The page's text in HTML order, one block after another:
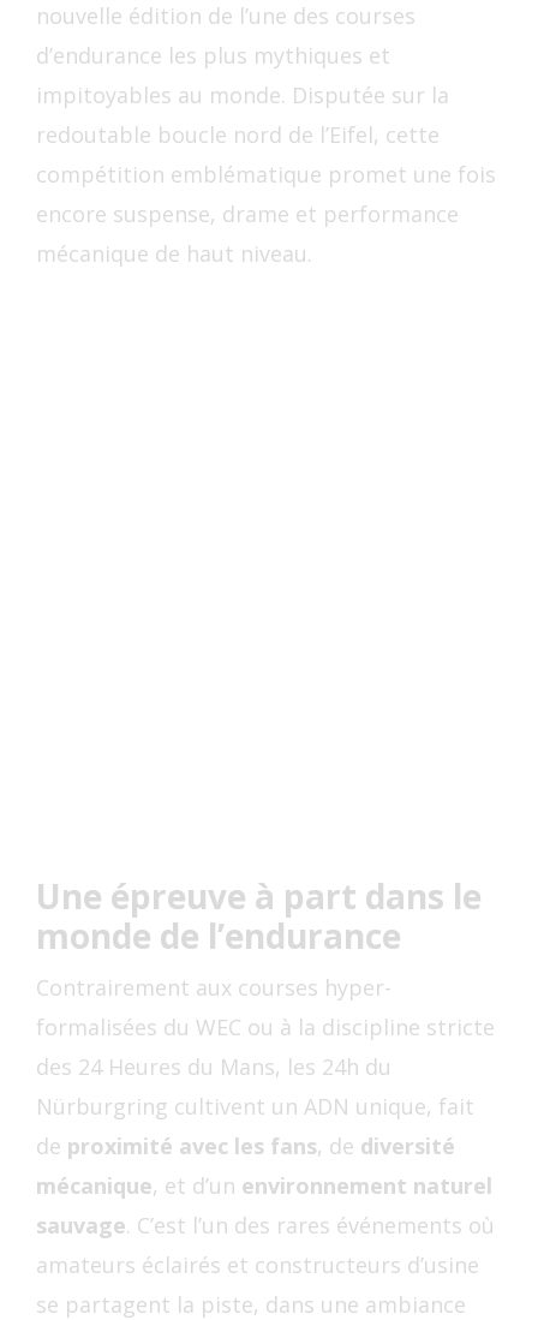
nouvelle édition de l’une des courses
d’endurance les plus mythiques et
impitoyables au monde. Disputée sur la
redoutable boucle nord de l’Eifel, cette
compétition emblématique promet une fois
encore suspense, drame et performance
mécanique de haut niveau.
Une épreuve à part dans le
monde de l’endurance
Contrairement aux courses hyper-
formalisées du WEC ou à la discipline stricte
des 24 Heures du Mans, les 24h du
Nürburgring cultivent un ADN unique, fait
de proximité avec les fans, de diversité
mécanique, et d’un environnement naturel
sauvage. C’est l’un des rares événements où
amateurs éclairés et constructeurs d’usine
se partagent la piste, dans une ambiance